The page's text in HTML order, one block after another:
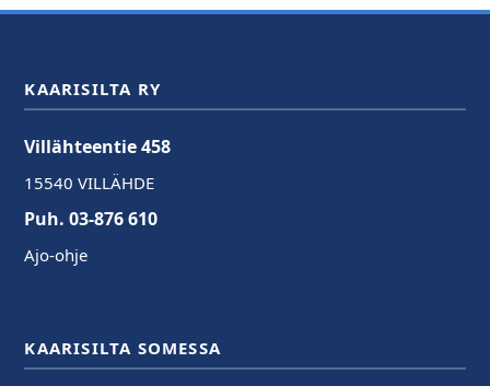
KAARISILTA RY
Villähteentie 458
15540 VILLÄHDE
Puh. 03-876 610
Ajo-ohje
KAARISILTA SOMESSA